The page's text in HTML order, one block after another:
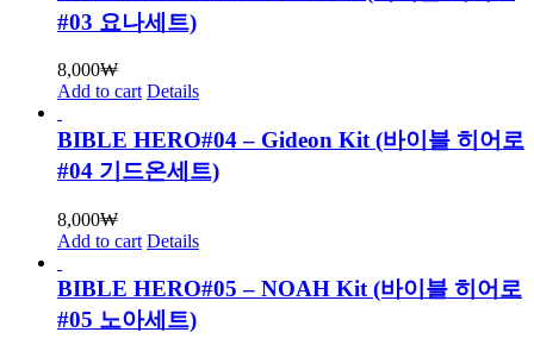
#03 요나세트)
8,000₩
Add to cart Details
BIBLE HERO#04 – Gideon Kit (바이블 히어로
#04 기드온세트)
8,000₩
Add to cart Details
BIBLE HERO#05 – NOAH Kit (바이블 히어로
#05 노아세트)